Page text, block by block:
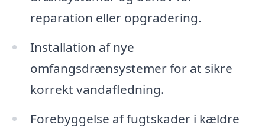
reparation eller opgradering.
Installation af nye
omfangsdrænsystemer for at sikre
korrekt vandafledning.
Forebyggelse af fugtskader i kældre